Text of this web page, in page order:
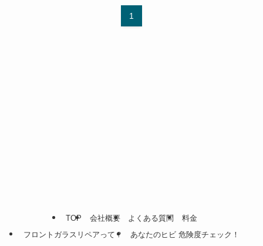
1
TOP 会社概要 よくある質問
料金
フロントガラスリペアって？
あなたのヒビ 危険度チェック！